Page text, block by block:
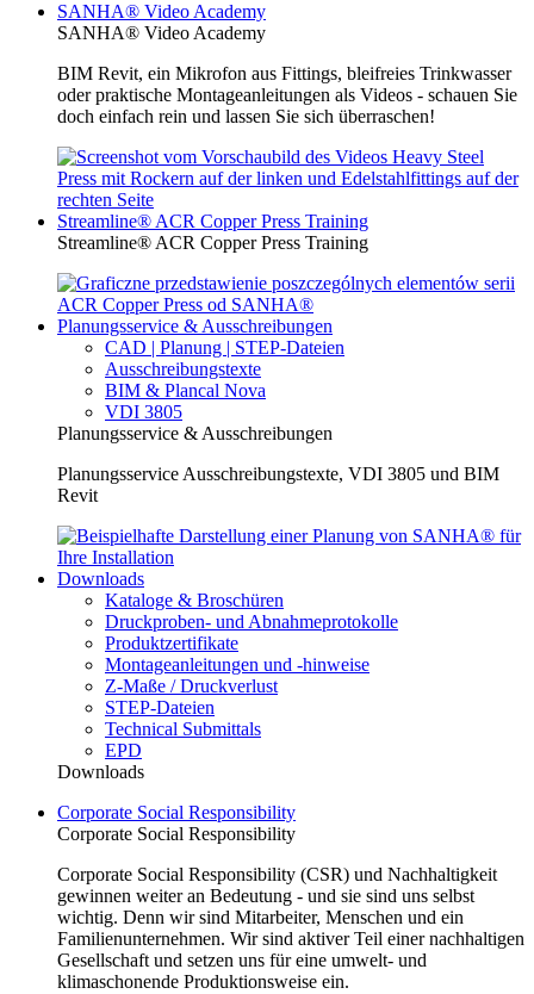
SANHA® Video Academy
SANHA® Video Academy
BIM Revit, ein Mikrofon aus Fittings, bleifreies Trinkwasser
oder praktische Montageanleitungen als Videos - schauen Sie
doch einfach rein und lassen Sie sich überraschen!
Streamline® ACR Copper Press Training
Streamline® ACR Copper Press Training
Planungsservice & Ausschreibungen
CAD | Planung | STEP-Dateien
Ausschreibungstexte
BIM & Plancal Nova
VDI 3805
Planungsservice & Ausschreibungen
Planungsservice Ausschreibungstexte, VDI 3805 und BIM
Revit
Downloads
Kataloge & Broschüren
Druckproben- und Abnahmeprotokolle
Produktzertifikate
Montageanleitungen und -hinweise
Z-Maße / Druckverlust
STEP-Dateien
Technical Submittals
EPD
Downloads
Corporate Social Responsibility
Corporate Social Responsibility
Corporate Social Responsibility (CSR) und Nachhaltigkeit
gewinnen weiter an Bedeutung - und sie sind uns selbst
wichtig. Denn wir sind Mitarbeiter, Menschen und ein
Familienunternehmen. Wir sind aktiver Teil einer nachhaltigen
Gesellschaft und setzen uns für eine umwelt- und
klimaschonende Produktionsweise ein.